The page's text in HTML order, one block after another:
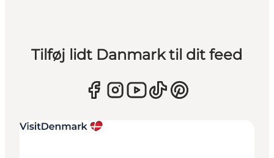
Tilføj lidt Danmark til dit feed